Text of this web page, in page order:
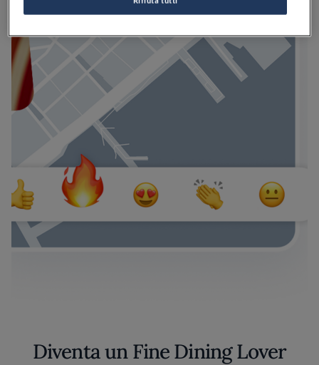
Diventa un Fine Dining Lover